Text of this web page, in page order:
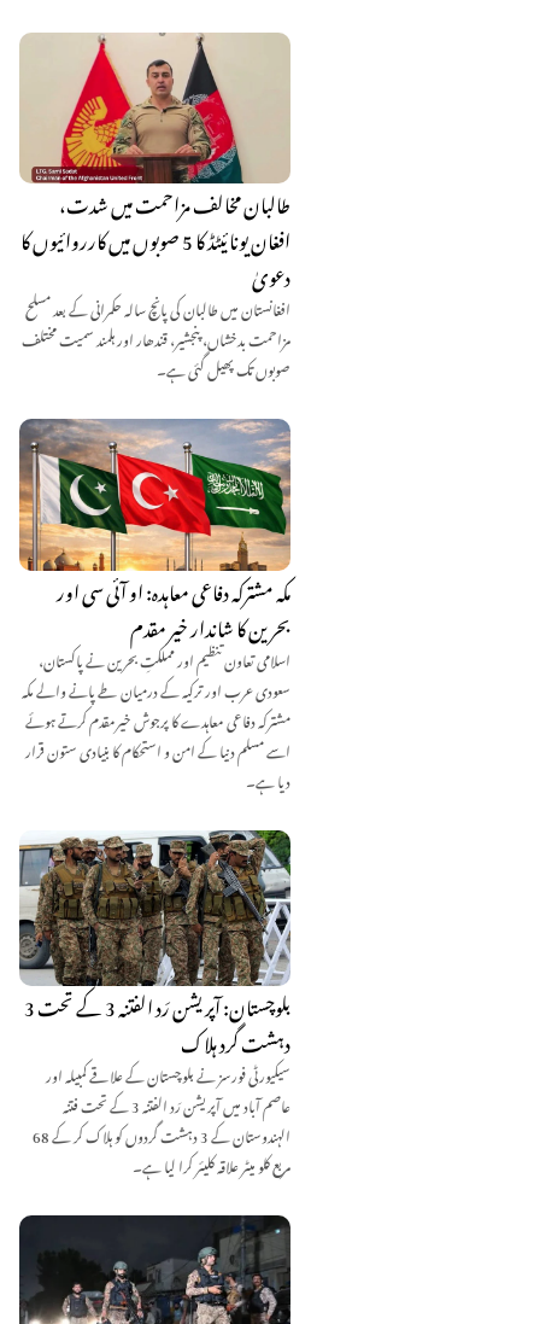
طالبان مخالف مزاحمت میں شدت،
افغان یونائیٹڈ کا 5 صوبوں میں کارروائیوں کا
دعویٰ
افغانستان میں طالبان کی پانچ سالہ حکمرانی کے بعد مسلح
مزاحمت بدخشاں، پنجشیر، قندھار اور ہلمند سمیت مختلف
صوبوں تک پھیل گئی ہے۔
مکہ مشترکہ دفاعی معاہدہ: او آئی سی اور
بحرین کا شاندار خیر مقدم
اسلامی تعاون تنظیم اور مملکتِ بحرین نے پاکستان،
سعودی عرب اور ترکیہ کے درمیان طے پانے والے مکہ
مشترکہ دفاعی معاہدے کا پرجوش خیرمقدم کرتے ہوئے
اسے مسلم دنیا کے امن و استحکام کا بنیادی ستون قرار
دیا ہے۔
بلوچستان: آپریشن رَد الفتنہ 3 کے تحت 3
دہشت گرد ہلاک
سیکیورٹی فورسز نے بلوچستان کے علاقے کمبیلہ اور
عاصم آباد میں آپریشن رَد الفتنہ 3 کے تحت فتنہ
الہندوستان کے 3 دہشت گردوں کو ہلاک کر کے 68
مربع کلو میٹر علاقہ کلیئر کرا لیا ہے۔